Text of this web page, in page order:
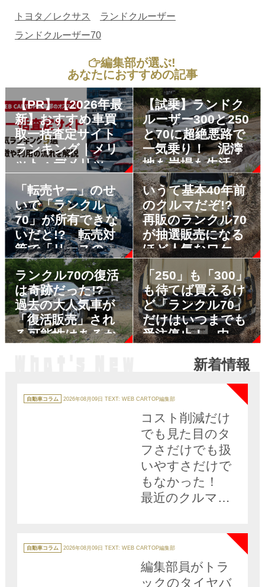
トヨタ／レクサス
ランドクルーザー
ランドクルーザー70
編集部が選ぶ!
あなたにおすすめの記事
【PR】【2026年最
新】おすすめ車買
取一括査定サイト
ランキング｜メリ
ット・デメリット
【試乗】ランドク
ルーザー300と250
と70に超絶悪路で
一気乗り！ 泥濘
地も岩場も生活道
路になってしまう
衝撃の走破性に感
動しかない!!
「転売ヤー」のせ
いで「ランクル
70」が所有できな
いだと!? 転売対
策で「リースの
み」のディーラー
まで出てきた！
いうて基本40年前
のクルマだぞ!?
再販のランクル70
が抽選販売になる
ほど人気なワケ
ランクル70の復活
は奇跡だった!?
過去の大人気車が
「復活販売」され
る可能性はあるか
「250」も「300」
も待てば買えるけ
ど「ランクル70」
だけはいつまでも
受注停止！ 中古
しいっそ海外仕様
るってのはアリ？
新着情報
テ
ゴ
自動車コラム 2026年08月09日 TEXT: WEB CARTOP編集部
NEW
コスト削減だけ
でも見た目のタ
フさだけでも扱
いやすさだけで
もなかった！
最近のクルマに
にも優しい選択
テ
ゴ
自動車コラム 2026年08月09日 TEXT: WEB CARTOP編集部
編集部員がトラ
ックのタイヤバ